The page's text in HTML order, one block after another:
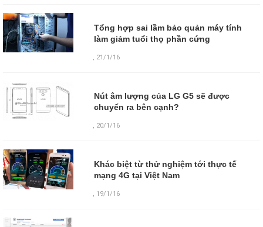
Tổng hợp sai lầm bảo quản máy tính
làm giảm tuổi thọ phần cứng
, 21/1/16
Nút âm lượng của LG G5 sẽ được
chuyển ra bên cạnh?
, 20/1/16
Khác biệt từ thử nghiệm tới thực tế
mạng 4G tại Việt Nam
, 19/1/16